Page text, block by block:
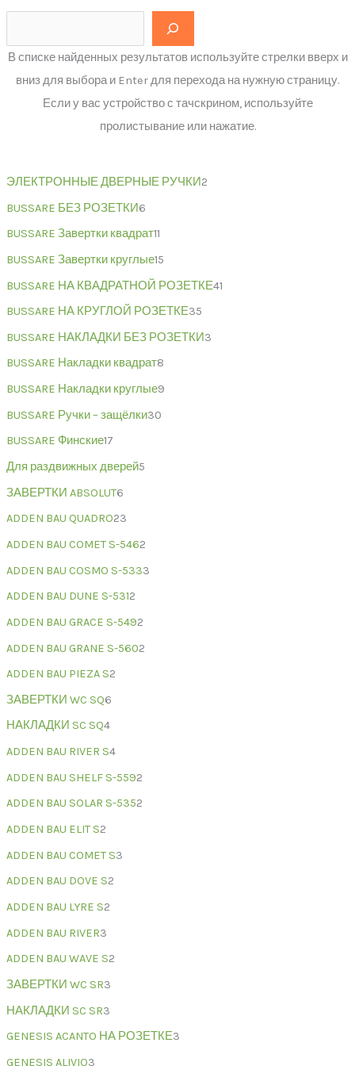
В списке найденных результатов используйте стрелки вверх и
вниз для выбора и Enter для перехода на нужную страницу.
Если у вас устройство с тачскрином, используйте
пролистывание или нажатие.
ЭЛЕКТРОННЫЕ ДВЕРНЫЕ РУЧКИ2
BUSSARE БЕЗ РОЗЕТКИ6
BUSSARE Завертки квадрат11
BUSSARE Завертки круглые15
BUSSARE НА КВАДРАТНОЙ РОЗЕТКЕ41
BUSSARE НА КРУГЛОЙ РОЗЕТКЕ35
BUSSARE НАКЛАДКИ БЕЗ РОЗЕТКИ3
BUSSARE Накладки квадрат8
BUSSARE Накладки круглые9
BUSSARE Ручки – защёлки30
BUSSARE Финские17
Для раздвижных дверей5
ЗАВЕРТКИ ABSOLUT6
ADDEN BAU QUADRO23
ADDEN BAU COMET S-5462
ADDEN BAU COSMO S-5333
ADDEN BAU DUNE S-5312
ADDEN BAU GRACE S-5492
ADDEN BAU GRANE S-5602
ADDEN BAU PIEZA S2
ЗАВЕРТКИ WC SQ6
НАКЛАДКИ SC SQ4
ADDEN BAU RIVER S4
ADDEN BAU SHELF S-5592
ADDEN BAU SOLAR S-5352
ADDEN BAU ELIT S2
ADDEN BAU COMET S3
ADDEN BAU DOVE S2
ADDEN BAU LYRE S2
ADDEN BAU RIVER3
ADDEN BAU WAVE S2
ЗАВЕРТКИ WC SR3
НАКЛАДКИ SC SR3
GENESIS ACANTO НА РОЗЕТКЕ3
GENESIS ALIVIO3